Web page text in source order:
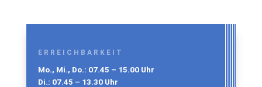
ERREICHBARKEIT
Mo., Mi., Do.: 07.45 – 15.00 Uhr
Di.: 07.45 – 13.30 Uhr